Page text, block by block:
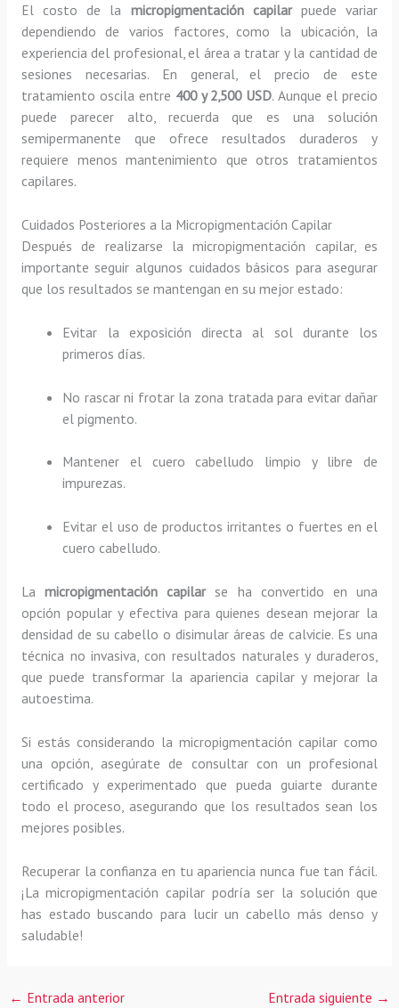
El costo de la micropigmentación capilarpuede variar
dependiendo de varios factores, como la ubicación, la
experiencia del profesional, el área a tratar y la cantidad de
sesiones necesarias. En general, el precio de este
tratamiento oscila entre 400 y 2,500 USD. Aunque el precio
puede parecer alto, recuerda que es una solución
semipermanente que ofrece resultados duraderos y
requiere menos mantenimiento que otros tratamientos
capilares.
Cuidados Posteriores a la Micropigmentación Capilar
Después de realizarse la micropigmentación capilar, es
importante seguir algunos cuidados básicos para asegurar
que los resultados se mantengan en su mejor estado:
Evitar la exposición directa al sol durante los
primeros días.
No rascar ni frotar la zona tratada para evitar dañar
el pigmento.
Mantener el cuero cabelludo limpio y libre de
impurezas.
Evitar el uso de productos irritantes o fuertes en el
cuero cabelludo.
Lamicropigmentación capilarse ha convertido en una
opción popular y efectiva para quienes desean mejorar la
densidad de su cabello o disimular áreas de calvicie. Es una
técnica no invasiva, con resultados naturales y duraderos,
que puede transformar la apariencia capilar y mejorar la
autoestima.
Si estás considerando la micropigmentación capilar como
una opción, asegúrate de consultar con un profesional
certificado y experimentado que pueda guiarte durante
todo el proceso, asegurando que los resultados sean los
mejores posibles.
Recuperar la confianza en tu apariencia nunca fue tan fácil.
¡La micropigmentación capilar podría ser la solución que
has estado buscando para lucir un cabello más denso y
saludable!
← Entrada anterior Entrada siguiente →